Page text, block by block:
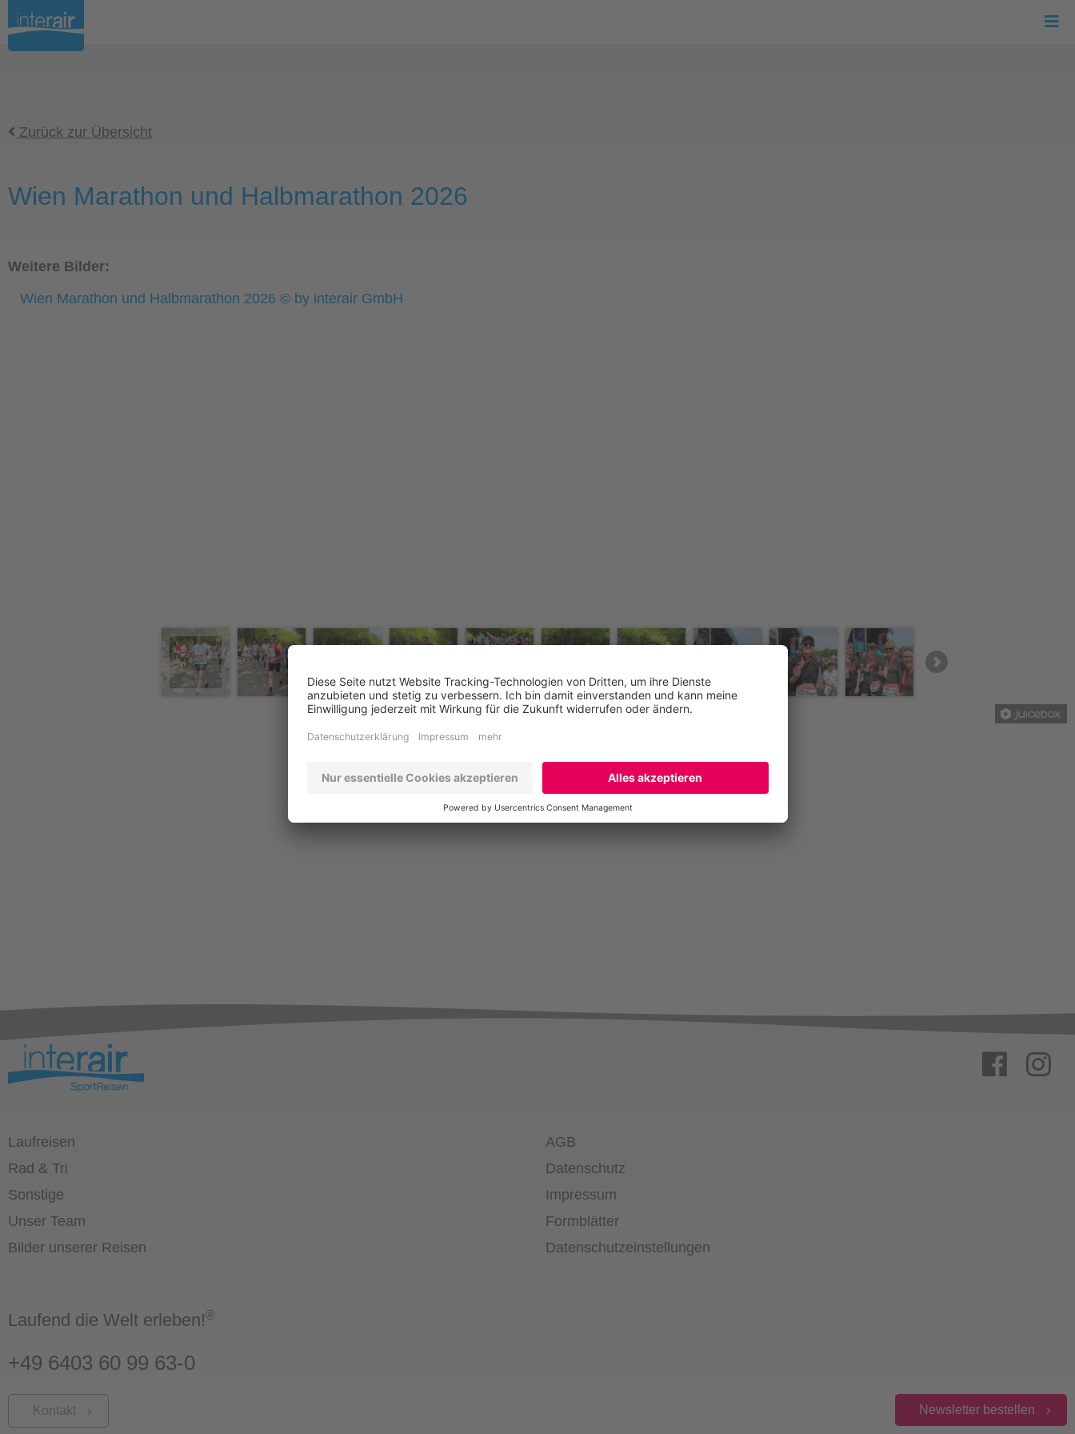
Zurück zur Übersicht
Wien Marathon und Halbmarathon 2026
Weitere Bilder:
Wien Marathon und Halbmarathon 2026 © by interair GmbH
Laufreisen
Rad & Tri
Sonstige
Unser Team
Bilder unserer Reisen
AGB
Datenschutz
Impressum
Formblätter
Datenschutz­einstellungen
Laufend die Welt erleben!®
+49 6403 60 99 63-0
Kontakt Newsletter bestellen